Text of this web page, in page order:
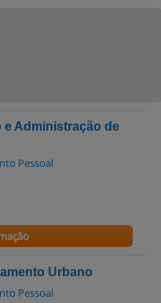
e Administração de
Pessoal
Urbano
Pessoal